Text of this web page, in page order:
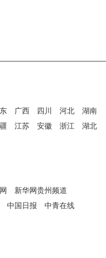
广西 四川 河北
湖南
江苏 安徽 浙江
湖北
新华网贵州频道
中国日报
中青在线